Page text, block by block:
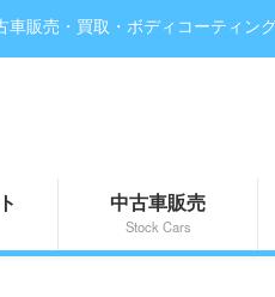
車販売・買取・ボディコーティン
中古車販売
Stock Cars